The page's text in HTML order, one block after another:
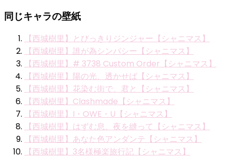
同じキャラの壁紙
【西城樹里】とびっきりジンジャー【シャニマス】
【西城樹里】誰が為シンパシー【シャニマス】
【西城樹里】# 3738 Custom Order【シャニマス】
【西城樹里】陽の光、透かせば【シャニマス】
【西城樹里】花染む街で、君と【シャニマス】
【西城樹里】Clashmade【シャニマス】
【西城樹里】I・OWE・U【シャニマス】
【西城樹里】はずむ息、夜を縫って【シャニマス】
【西城樹里】あなた色アンダンテ【シャニマス】
【西城樹里】3名様極楽旅行記【シャニマス】